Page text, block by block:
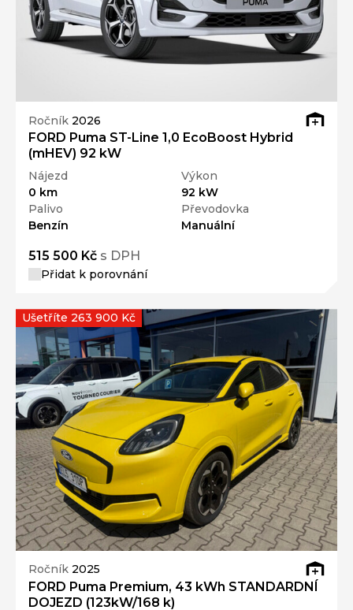
Ročník 2026
FORD Puma ST-Line 1,0 EcoBoost Hybrid
(mHEV) 92 kW
Nájezd
0 km
Výkon
92 kW
Palivo
Benzín
Převodovka
Manuální
515 500 Kč s DPH
Přidat k porovnání
Ročník 2025
FORD Puma Premium, 43 kWh STANDARDNÍ
DOJEZD (123kW/168 k)
Ušetříte 263 900 Kč